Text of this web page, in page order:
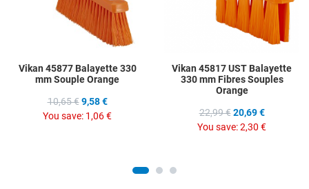
Vikan 45877 Balayette 330
mm Souple Orange
10,65 € 9,58 €
You save: 1,06 €
Vikan 45817 UST Balayette
330 mm Fibres Souples
Orange
22,99 € 20,69 €
You save:2,30 €